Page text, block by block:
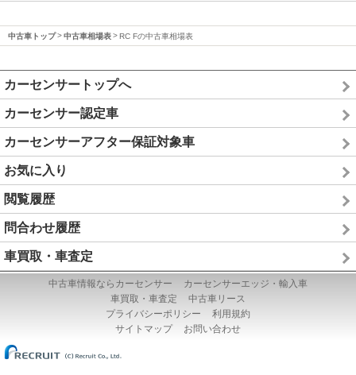
中古車トップ 中古車相場表 RC Fの中古車相場表
カーセンサートップへ
カーセンサー認定車
カーセンサーアフター保証対象車
お気に入り
閲覧履歴
問合わせ履歴
車買取・車査定
中古車情報ならカーセンサー
カーセンサーエッジ・輸入車
車買取・車査定
中古車リース
プライバシーポリシー
利用規約
サイトマップ
お問い合わせ